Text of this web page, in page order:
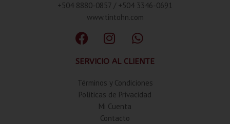
+504 8880-0857 / +504 3346-0691
www.tintohn.com
SERVICIO AL CLIENTE
Términos y Condiciones
Politicas de Privacidad
Mi Cuenta
Contacto